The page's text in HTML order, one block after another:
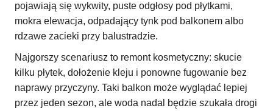
pojawiają się wykwity, puste odgłosy pod płytkami,
mokra elewacja, odpadający tynk pod balkonem albo
rdzawe zacieki przy balustradzie.
Najgorszy scenariusz to remont kosmetyczny: skucie
kilku płytek, dołożenie kleju i ponowne fugowanie bez
naprawy przyczyny. Taki balkon może wyglądać lepiej
przez jeden sezon, ale woda nadal będzie szukała drogi